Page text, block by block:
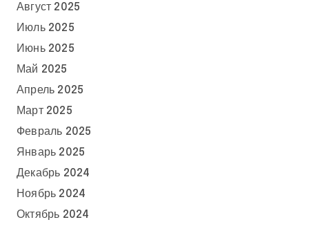
Август 2025
Июль 2025
Июнь 2025
Май 2025
Апрель 2025
Март 2025
Февраль 2025
Январь 2025
Декабрь 2024
Ноябрь 2024
Октябрь 2024